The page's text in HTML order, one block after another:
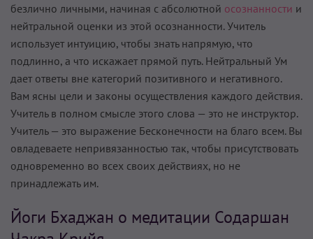
безлично личными, начиная с абсолютной осознанности и
нейтральной оценки из этой осознанности. Учитель
использует интуицию, чтобы знать напрямую, что
подлинно, а что искажает прямой путь. Нейтральный Ум
дает ответы вне категорий позитивного и негативного.
Вам ясны цели и законы осуществления каждого действия.
Учитель в полном смысле этого слова — это не инструктор.
Учитель — это выражение Бесконечности на благо всем. Вы
овладеваете непривязанностью так, чтобы присутствовать
одновременно во всех своих действиях, но не
принадлежать им.
Йоги Бхаджан о медитации Содаршан